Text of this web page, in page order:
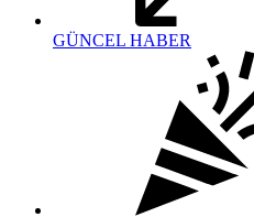
GÜNCEL HABER